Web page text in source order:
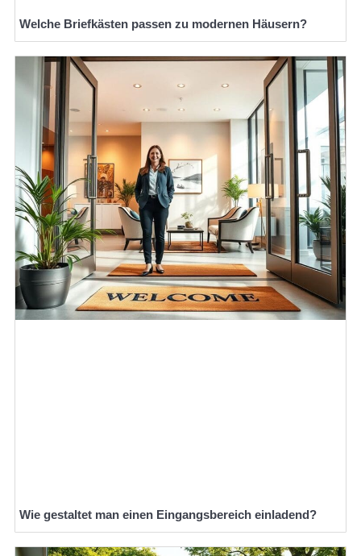
Welche Briefkästen passen zu modernen Häusern?
Wie gestaltet man einen Eingangsbereich einladend?